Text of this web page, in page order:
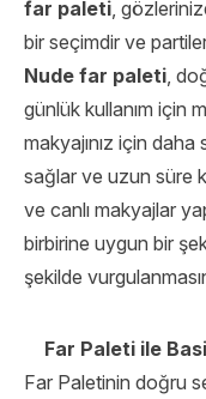
far paleti,
bir seçimdir ve
Nude far paleti,
günlük kullanım için
makyajınız için
sağlar ve uzun süre
ve canlı makyajlar
birbirine uygun bir
şekilde
Far Paleti ile
Far Paletinin doğru